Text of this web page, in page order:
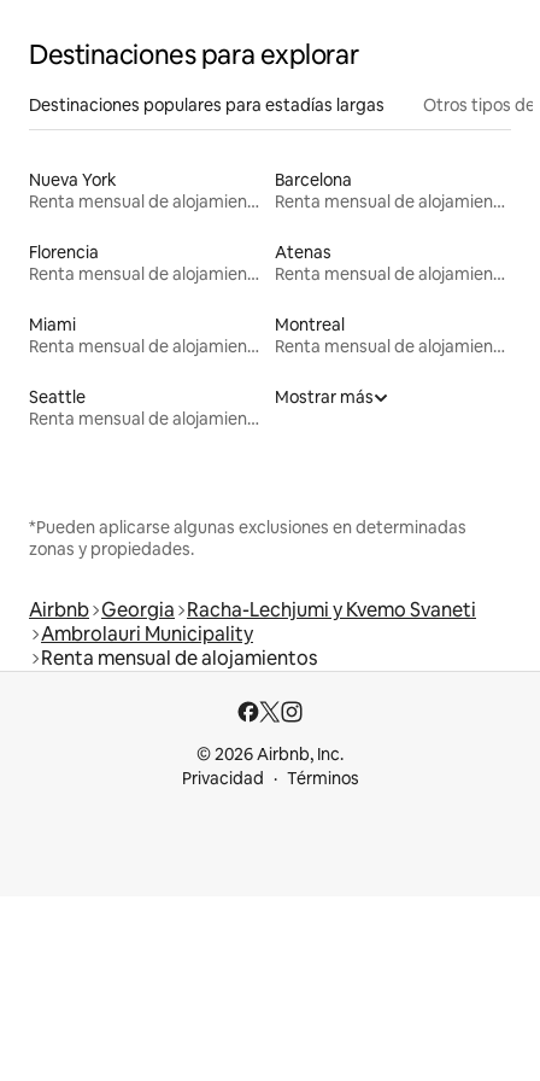
Destinaciones para explorar
Destinaciones populares para estadías largas Otros tipos de
Nueva York
Renta mensual de alojamientos
Barcelona
Renta mensual de alojamientos
Florencia
Renta mensual de alojamientos
Atenas
Renta mensual de alojamientos
Miami
Renta mensual de alojamientos
Montreal
Renta mensual de alojamientos
Seattle
Renta mensual de alojamientos
Mostrar más
*Pueden aplicarse algunas exclusiones en determinadas
zonas y propiedades.
Airbnb Georgia Racha-Lechjumi y Kvemo Svaneti
Ambrolauri Municipality
Renta mensual de alojamientos
© 2026 Airbnb, Inc.
Privacidad
Términos